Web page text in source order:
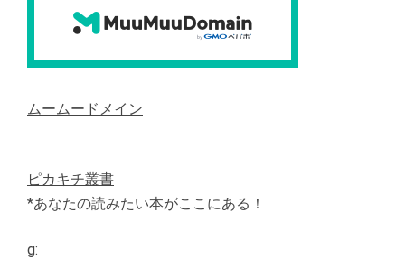
ムームードメイン
ピカキチ叢書
*あなたの読みたい本がここにある！
g: